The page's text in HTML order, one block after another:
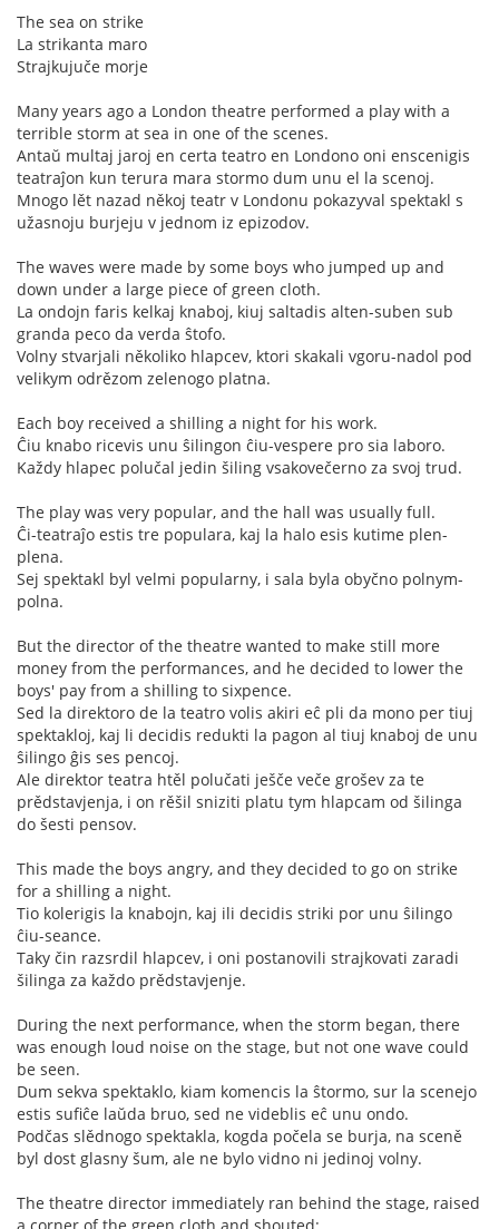
The sea on strike
La strikanta maro
Strajkujuče morje
Many years ago a London theatre performed a play with a
terrible storm at sea in one of the scenes.
Antaŭ multaj jaroj en certa teatro en Londono oni enscenigis
teatraĵon kun terura mara stormo dum unu el la scenoj.
Mnogo lět nazad někoj teatr v Londonu pokazyval spektakl s
užasnoju burjeju v jednom iz epizodov.
The waves were made by some boys who jumped up and
down under a large piece of green cloth.
La ondojn faris kelkaj knaboj, kiuj saltadis alten-suben sub
granda peco da verda ŝtofo.
Volny stvarjali několiko hlapcev, ktori skakali vgoru-nadol pod
velikym odrězom zelenogo platna.
Each boy received a shilling a night for his work.
Ĉiu knabo ricevis unu ŝilingon ĉiu-vespere pro sia laboro.
Každy hlapec polučal jedin šiling vsakovečerno za svoj trud.
The play was very popular, and the hall was usually full.
Ĉi-teatraĵo estis tre populara, kaj la halo esis kutime plen-
plena.
Sej spektakl byl velmi popularny, i sala byla obyčno polnym-
polna.
But the director of the theatre wanted to make still more
money from the performances, and he decided to lower the
boys' pay from a shilling to sixpence.
Sed la direktoro de la teatro volis akiri eĉ pli da mono per tiuj
spektakloj, kaj li decidis redukti la pagon al tiuj knaboj de unu
ŝilingo ĝis ses pencoj.
Ale direktor teatra htěl polučati ješče veče grošev za te
prědstavjenja, i on rěšil sniziti platu tym hlapcam od šilinga
do šesti pensov.
This made the boys angry, and they decided to go on strike
for a shilling a night.
Tio kolerigis la knabojn, kaj ili decidis striki por unu ŝilingo
ĉiu-seance.
Taky čin razsrdil hlapcev, i oni postanovili strajkovati zaradi
šilinga za každo prědstavjenje.
During the next performance, when the storm began, there
was enough loud noise on the stage, but not one wave could
be seen.
Dum sekva spektaklo, kiam komencis la ŝtormo, sur la scenejo
estis sufiĉe laŭda bruo, sed ne videblis eĉ unu ondo.
Podčas slědnogo spektakla, kogda počela se burja, na sceně
byl dost glasny šum, ale ne bylo vidno ni jedinoj volny.
The theatre director immediately ran behind the stage, raised